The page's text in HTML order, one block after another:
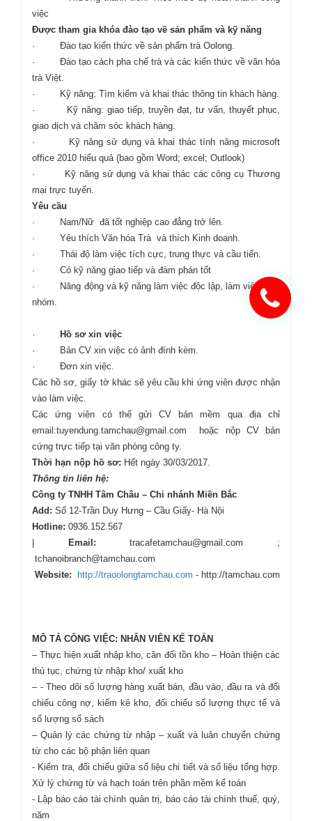
việc
Được tham gia khóa đào tạo về sản phẩm và kỹ năng
· Đào tạo kiến thức về sản phẩm trà Oolong.
· Đào tạo cách pha chế trà và các kiến thức về văn hóa
trà Việt.
· Kỹ năng: Tìm kiếm và khai thác thông tin khách hàng.
· Kỹ năng: giao tiếp, truyền đạt, tư vấn, thuyết phục,
giao dịch và chăm sóc khách hàng.
· Kỹ năng sử dụng và khai thác tính năng microsoft
office 2010 hiểu quả (bao gồm Word; excel; Outlook)
· Kỹ năng sử dụng và khai thác các công cụ Thương
mại trực tuyến.
Yêu cầu
· Nam/Nữ đã tốt nghiệp cao đẳng trở lên.
· Yêu thích Văn hóa Trà và thích Kinh doanh.
· Thái độ làm việc tích cực, trung thực và cầu tiến.
· Có kỹ năng giao tiếp và đàm phán tốt
· Năng động và kỹ năng làm việc độc lập, làm việc theo
nhóm.
·
Hồ sơ xin việc
· Bản CV xin việc có ảnh đính kèm.
· Đơn xin việc.
Các hồ sơ, giấy tờ khác sẽ yêu cầu khi ứng viên được nhận
vào làm việc.
Các ứng viên có thể gửi CV bản mềm qua địa chỉ
email:tuyendung.tamchau@gmail.com hoặc nộp CV bản
cứng trực tiếp tại văn phòng công ty.
Thời hạn nộp hồ sơ: Hết ngày 30/03/2017.
Thông tin liên hệ:
Công ty TNHH Tâm Châu – Chi nhánh Miền Bắc
Add: Số 12-Trần Duy Hưng – Cầu Giấy- Hà Nội
Hotline: 0936.152.567
Email: tracafetamchau@gmail.com ;
tchanoibranch@tamchau.com
Website:
http://traoolongtamchau.com - http://tamchau.com
MÔ TẢ CÔNG VIỆC: NHÂN VIÊN KẾ TOÁN
– Thực hiện xuất nhập kho, cân đối tồn kho – Hoàn thiện các
thủ tục, chứng từ nhập kho/ xuất kho
– - Theo dõi số lượng hàng xuất bán, đầu vào, đầu ra và đối
chiếu công nợ, kiểm kê kho, đối chiếu số lượng thực tế và
số lượng sổ sách
– Quản lý các chứng từ nhập – xuất và luân chuyển chứng
từ cho các bộ phận liên quan
- Kiểm tra, đối chiếu giữa số liệu chi tiết và số liệu tổng hợp.
Xử lý chứng từ và hạch toán trên phần mềm kế toán
- Lập báo cáo tài chính quản trị, báo cáo tài chính thuế, quý,
năm